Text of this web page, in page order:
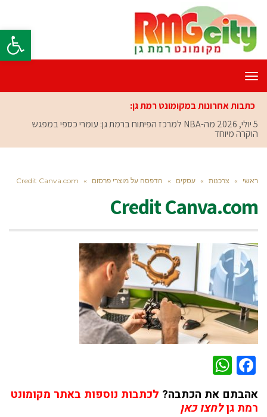
פתח
תפריט
כתבות אחרונות במקומונט רמת גן:
5 יולי, 2026
מה-NBA למרכז הפיתוח ברמת גן: עומרי כספי במפגש
הוקרה מיוחד
ראשי » צרכנות » עסקים » הדפסה על מוצרי פרסום »
Credit Canva.com
Credit Canva.com
Facebook
אהבתם את הכתבה? לכתבות נוספות באתר מקומונט
רמת גןלחצו כאן